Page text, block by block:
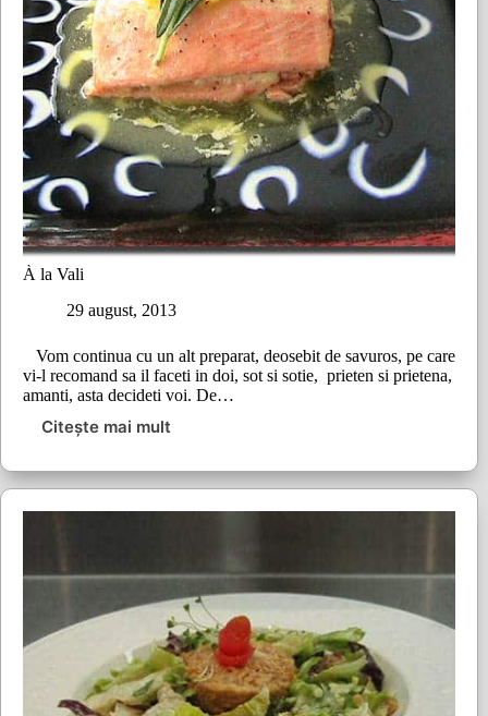
À la Vali
29 august, 2013
Vom continua cu un alt preparat, deosebit de savuros, pe care
vi-l recomand sa il faceti in doi, sot si sotie, prieten si prietena,
amanti, asta decideti voi. De…
Citește mai mult
À
Vali